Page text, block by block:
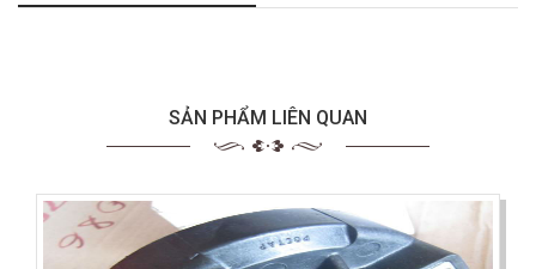
SẢN PHẨM LIÊN QUAN